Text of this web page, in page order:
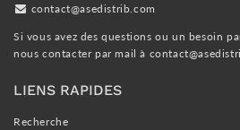
contact@asedistrib.com
Si vous avez des questions ou un besoin
nous contacter par mail à
LIENS RAPIDES
Recherche